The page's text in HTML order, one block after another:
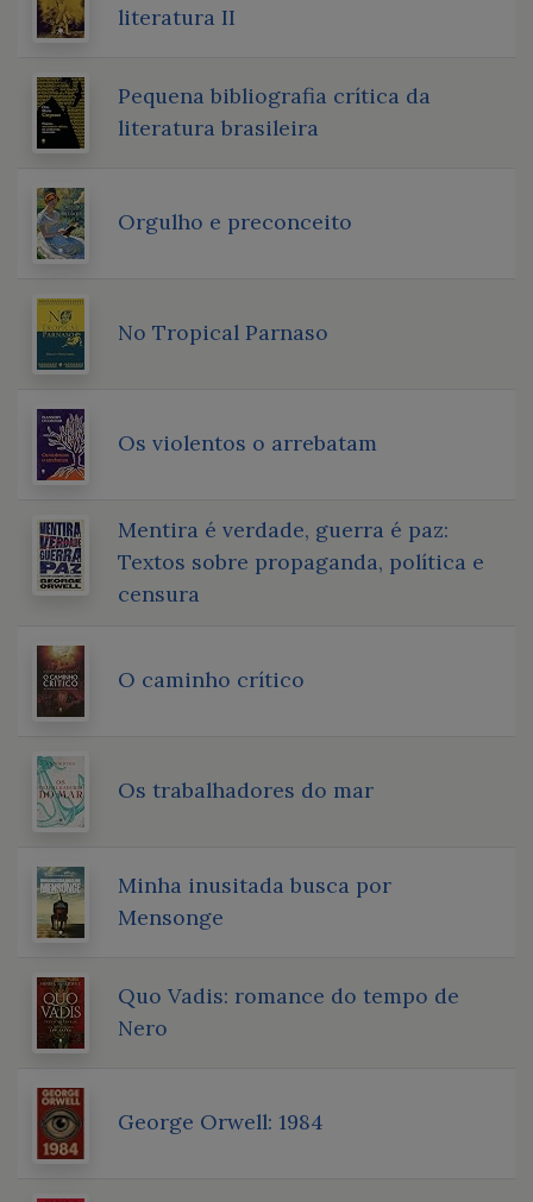
literatura II
Pequena bibliografia crítica da
literatura brasileira
Orgulho e preconceito
No Tropical Parnaso
Os violentos o arrebatam
Mentira é verdade, guerra é paz:
Textos sobre propaganda, política e
censura
O caminho crítico
Os trabalhadores do mar
Minha inusitada busca por
Mensonge
Quo Vadis: romance do tempo de
Nero
George Orwell: 1984